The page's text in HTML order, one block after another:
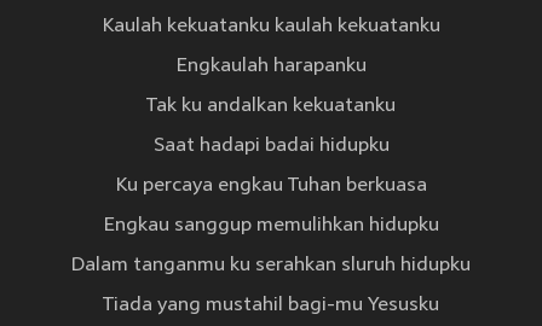
Kaulah kekuatanku kaulah kekuatanku
Engkaulah harapanku
Tak ku andalkan kekuatanku
Saat hadapi badai hidupku
Ku percaya engkau Tuhan berkuasa
Engkau sanggup memulihkan hidupku
Dalam tanganmu ku serahkan sluruh hidupku
Tiada yang mustahil bagi-mu Yesusku